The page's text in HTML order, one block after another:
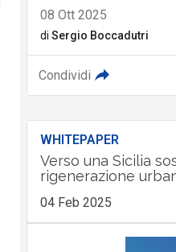
08 Ott 2025
di Sergio Boccadutri
Condividi
WHITEPAPER
Verso una Sicilia
rigenerazione
04 Feb 2025